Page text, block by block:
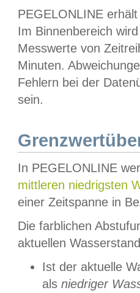
PEGELONLINE
Im Binnenbereich
Messwerte von
Minuten.
Fehlern bei der
sein.
In PEGELONLINE
mittleren niedrigsten
einer Zeitspanne in
Die farblichen
aktuellen
Ist der aktuelle
als niedriger